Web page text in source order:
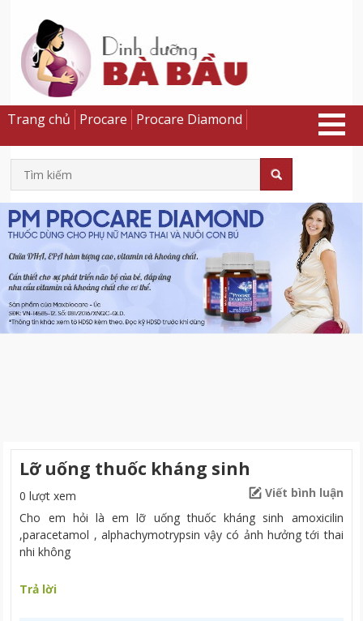
Lỡ uống thuốc kháng sinh
0 lượt xem
Viết bình luận
Cho em hỏi là em lỡ uống thuốc kháng sinh amoxicilin
,paracetamol , alphachymotrypsin vậy có ảnh hưởng tới thai
nhi không
Trả lời
Trang chủ Procare Procare Diamond